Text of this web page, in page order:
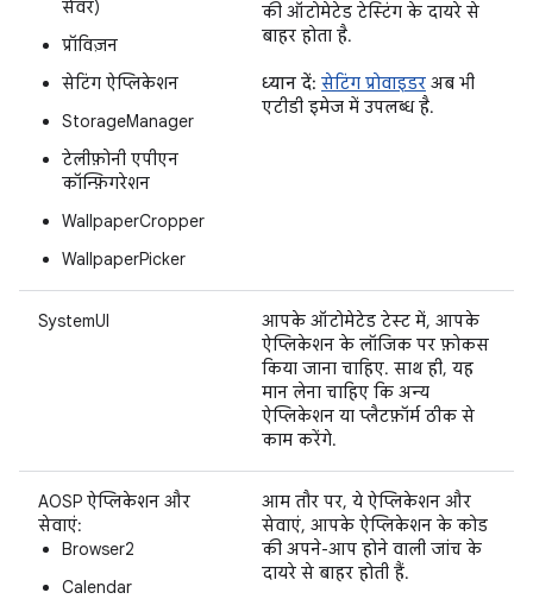
सेवर)
प्रॉविज़न
सेटिंग ऐप्लिकेशन
StorageManager
टेलीफ़ोनी एपीएन
कॉन्फ़िगरेशन
WallpaperCropper
WallpaperPicker
की ऑटोमेटेड टेस्टिंग के दायरे से
बाहर होता है.
ध्यान दें: सेटिंग प्रोवाइडर अब भी
एटीडी इमेज में उपलब्ध है.
SystemUI
आपके ऑटोमेटेड टेस्ट में, आपके
ऐप्लिकेशन के लॉजिक पर फ़ोकस
किया जाना चाहिए. साथ ही, यह
मान लेना चाहिए कि अन्य
ऐप्लिकेशन या प्लैटफ़ॉर्म ठीक से
काम करेंगे.
AOSP ऐप्लिकेशन और
सेवाएं:
Browser2
Calendar
आम तौर पर, ये ऐप्लिकेशन और
सेवाएं, आपके ऐप्लिकेशन के कोड
की अपने-आप होने वाली जांच के
दायरे से बाहर होती हैं.